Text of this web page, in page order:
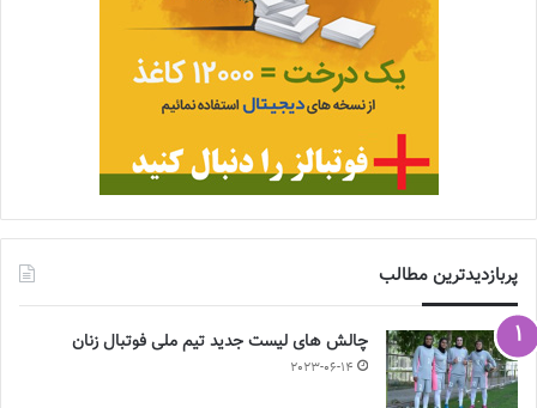
پربازدیدترین مطالب
چالش هاى ليست جدید تيم ملى فوتبال زنان
2023-06-14